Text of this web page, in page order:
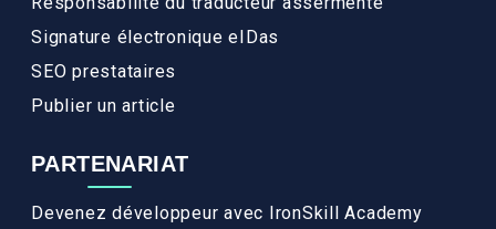
Signature électronique eIDas
SEO prestataires
Publier un article
PARTENARIAT
Devenez développeur avec IronSkill Academy